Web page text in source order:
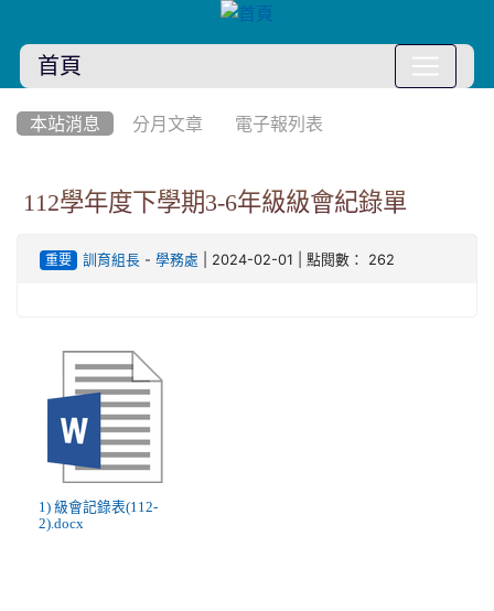
首頁
本站消息 分月文章 電子報列表
112學年度下學期3-6年級級會紀錄單
重要 訓育組長- 學務處 | 2024-02-01 | 點閱數： 262
1) 級會記錄表(112-
2).docx